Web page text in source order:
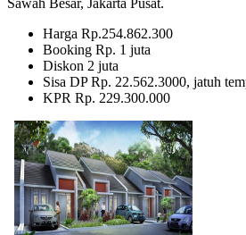
Harga Rp.254.862.300
Booking Rp. 1 juta
Diskon 2 juta
Sisa DP Rp. 22.562.3000, jatuh
KPR Rp. 229.300.000